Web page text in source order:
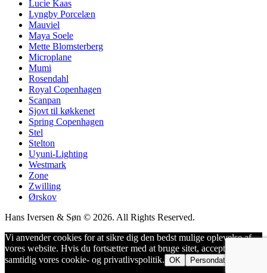
Lucie Kaas
Lyngby Porcelæn
Mauviel
Maya Soele
Mette Blomsterberg
Microplane
Mumi
Rosendahl
Royal Copenhagen
Scanpan
Sjovt til køkkenet
Spring Copenhagen
Stel
Stelton
Uyuni-Lighting
Westmark
Zone
Zwilling
Ørskov
Hans Iversen & Søn © 2026. All Rights Reserved.
Vi anvender cookies for at sikre dig den bedst mulige oplevelse af
vores website. Hvis du fortsætter med at bruge sitet, accepterer du
samtidig vores cookie- og privatlivspolitik. OK Persondatapolitik